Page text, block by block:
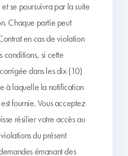
se poursuivra par la suite
Chaque partie peut
en cas de violation
conditions, si cette
dans les dix (10)
à laquelle la notification
fournie. Vous acceptez
résilier votre accès au
du présent
émanant des